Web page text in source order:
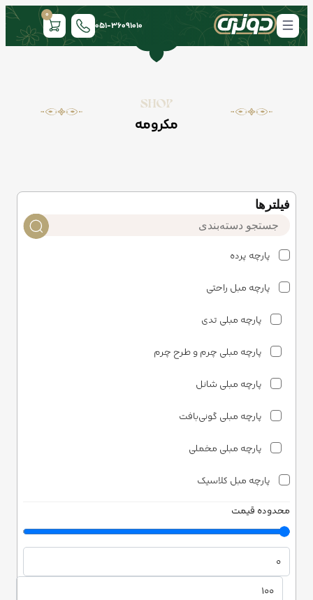
051-36091010
0
SHOP
مکرومه
فیلتر‌ها
پارچه پرده
پارچه مبل راحتی
پارچه مبلی تدی
پارچه مبلی چرم و طرح چرم
پارچه مبلی شانل
پارچه مبلی گونی‌بافت
پارچه مبلی مخملی
پارچه مبل کلاسیک
پارچه مبلی ساتن
پارچه مبلی شانل
پارچه مبلی مخمل
محدوده قیمت